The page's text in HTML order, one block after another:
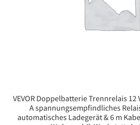
VEVOR Doppelbatterie Trennrelais 12
A spannungsempfindliches
automatisches Ladegerät & 6 m